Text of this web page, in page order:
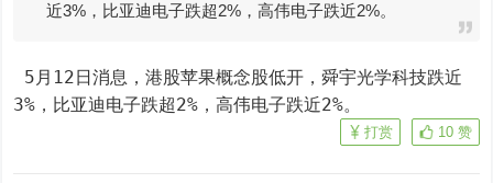
近3%，比亚迪电子跌超2%，高伟电子跌近2%。
5月12日消息，港股苹果概念股低开，舜宇光学科技跌近
3%，比亚迪电子跌超2%，高伟电子跌近2%。
10 赞
打赏